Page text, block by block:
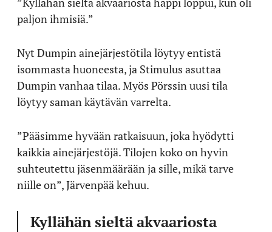
paljon ihmisiä.”
Nyt Dumpin ainejärjestötila löytyy entistä
isommasta huoneesta, ja Stimulus asuttaa
Dumpin vanhaa tilaa. Myös Pörssin uusi tila
löytyy saman käytävän varrelta.
”Pääsimme hyvään ratkaisuun, joka hyödytti
kaikkia ainejärjestöjä. Tilojen koko on hyvin
suhteutettu jäsenmäärään ja sille, mikä tarve
niille on”, Järvenpää kehuu.
Kyllähän sieltä akvaariosta